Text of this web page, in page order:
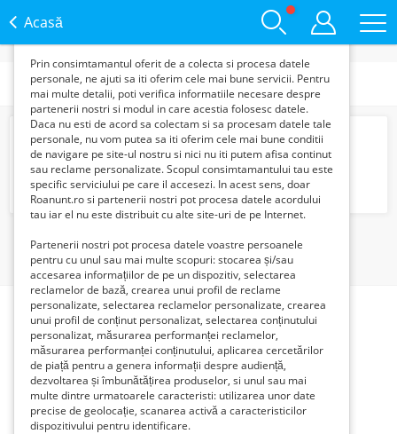
Acasă
Subcategorii
Centralinista / Dispecer In Limba Italiana
3500 Lei
1
functie de interesele si nevoile tale. De asemenea, aceste
date sunt folosite pentru analizarea traffic-ului pe site-ul
Prin consimtamantul oferit de a colecta si procesa datele
personale, ne ajuti sa iti oferim cele mai bune servicii. Pentru
mai multe detalii, poti verifica informatiile necesare despre
partenerii nostri si modul in care acestia folosesc datele.
Daca nu esti de acord sa colectam si sa procesam datele tale
personale, nu vom putea sa iti oferim cele mai bune conditii
de navigare pe site-ul nostru si nici nu iti putem afisa continut
sau reclame personalizate. Scopul consimtamantului tau este
specific serviciului pe care il accesezi. In acest sens, doar
Roanunt.ro si partenerii nostri pot procesa datele acordului
tau iar el nu este distribuit cu alte site-uri de pe Internet.
Partenerii nostri pot procesa datele voastre persoanele
pentru cu unul sau mai multe scopuri: stocarea și/sau
accesarea informațiilor de pe un dispozitiv, selectarea
reclamelor de bază, crearea unui profil de reclame
personalizate, selectarea reclamelor personalizate, crearea
unui profil de conținut personalizat, selectarea conținutului
personalizat, măsurarea performanței reclamelor,
măsurarea performanței conținutului, aplicarea cercetărilor
de piață pentru a genera informații despre audiență,
dezvoltarea și îmbunătățirea produselor, si unul sau mai
multe dintre urmatoarele caracteristi: utilizarea unor date
precise de geolocație, scanarea activă a caracteristicilor
dispozitivului pentru identificare.